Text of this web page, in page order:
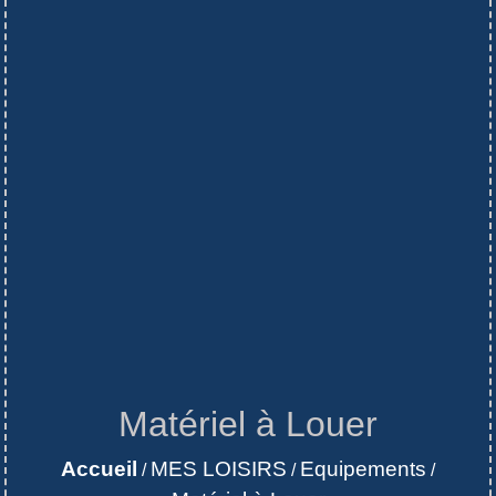
Matériel à Louer
Accueil / MES LOISIRS / Equipements /